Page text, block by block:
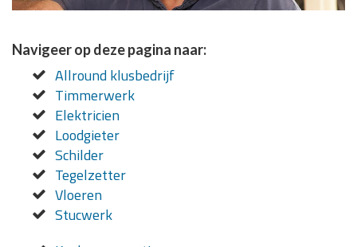
Navigeer op deze pagina naar:
Allround klusbedrijf
Timmerwerk
Elektricien
Loodgieter
Schilder
Tegelzetter
Vloeren
Stucwerk